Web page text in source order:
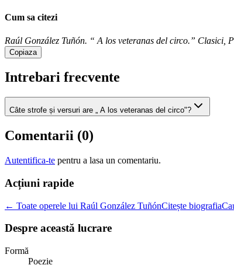
Cum sa citezi
Raúl González Tuñón. “ A los veteranas del circo.” Clasici,
Copiaza
Intrebari frecvente
Câte strofe și versuri are „ A los veteranas del circo"?
Comentarii (0)
Autentifica-te pentru a lasa un comentariu.
Acțiuni rapide
← Toate operele lui Raúl González TuñónCitește biografia
Despre această lucrare
Formă
Poezie